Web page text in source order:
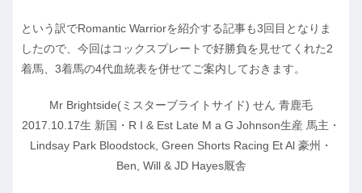
という訳でRomantic Warriorを紹介する記事も3回目となりま
したので、今回はコックスプレートで好勝負を見せてくれた2
着馬、3着馬の4代血統表を併せてご案内しておきます。
Mr Brightside(ミスターブライトサイド) せん 青鹿毛
2017.10.17生 新国・R I & Est Late M a G Johnson生産 馬主・
Lindsay Park Bloodstock, Green Shorts Racing Et Al 豪州・
Ben, Will & JD Hayes厩舎